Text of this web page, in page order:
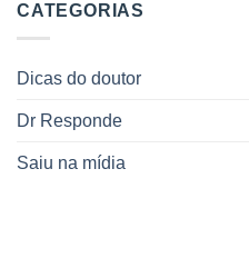
CATEGORIAS
Dicas do doutor
Dr Responde
Saiu na mídia